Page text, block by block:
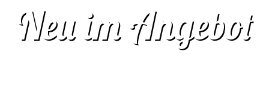
Neu im Angebot